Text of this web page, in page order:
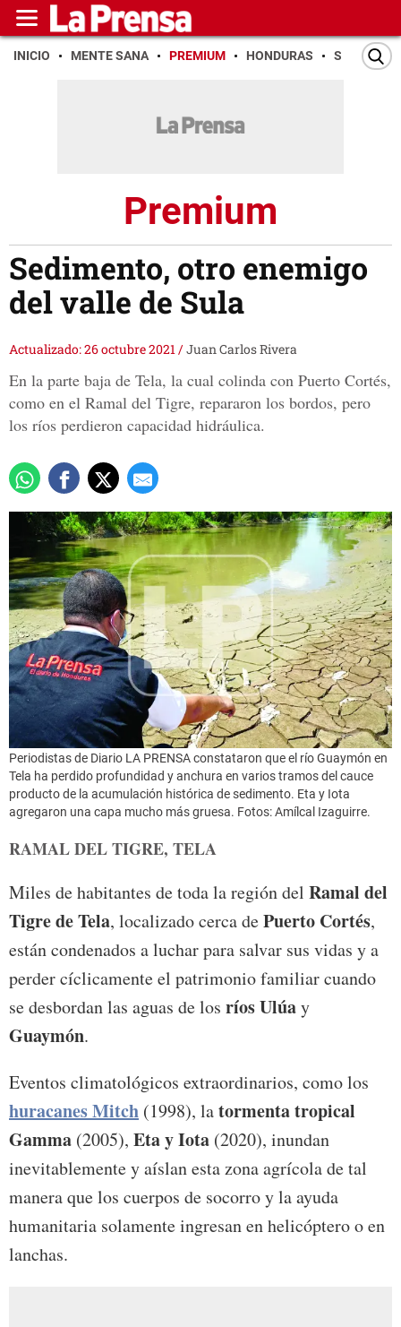
INICIO MENTE SANA PREMIUM HONDURAS SAN PEDRO
Premium
Sedimento, otro enemigo
del valle de Sula
Actualizado: 26 octubre 2021/Juan Carlos Rivera
En la parte baja de Tela, la cual colinda con Puerto Cortés,
como en el Ramal del Tigre, repararon los bordos, pero
los ríos perdieron capacidad hidráulica.
Periodistas de Diario LA PRENSA constataron que el río Guaymón en
Tela ha perdido profundidad y anchura en varios tramos del cauce
producto de la acumulación histórica de sedimento. Eta y Iota
agregaron una capa mucho más gruesa. Fotos: Amílcal Izaguirre.
RAMAL DEL TIGRE, TELA
Miles de habitantes de toda la región del Ramal del
Tigre de Tela, localizado cerca dePuerto Cortés,
están condenados a luchar para salvar sus vidas y a
perder cíclicamente el patrimonio familiar cuando
se desbordan las aguas de los ríos Ulúay
Guaymón.
Eventos climatológicos extraordinarios, como los
huracanes Mitch (1998), latormenta tropical
Gamma (2005), Eta y Iota (2020), inundan
inevitablemente y aíslan esta zona agrícola de tal
manera que los cuerpos de socorro y la ayuda
humanitaria solamente ingresan en helicóptero o en
lanchas.